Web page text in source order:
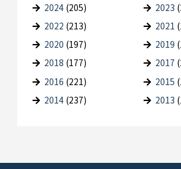
2024 (205) 2023
2022 (213) 2021
2020 (197) 2019
2018 (177) 2017
2016 (221) 2015
2014 (237) 2013